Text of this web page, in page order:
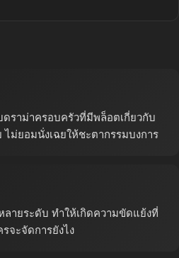
ราม่าครอบครัวที่มีพล็อตเกี่ยวกับ
ม่ยอมนั่งเฉยให้ชะตากรรมบงการ
ายระดับ ทำให้เกิดความขัดแย้งที่
จะจัดการยังไง